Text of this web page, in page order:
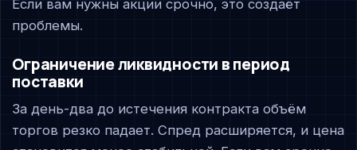
Если вам нужны акции срочно, это создаёт
проблемы.
Ограничение ликвидности в период
поставки
За день-два до истечения контракта объём
торгов резко падает. Спред расширяется, и цена